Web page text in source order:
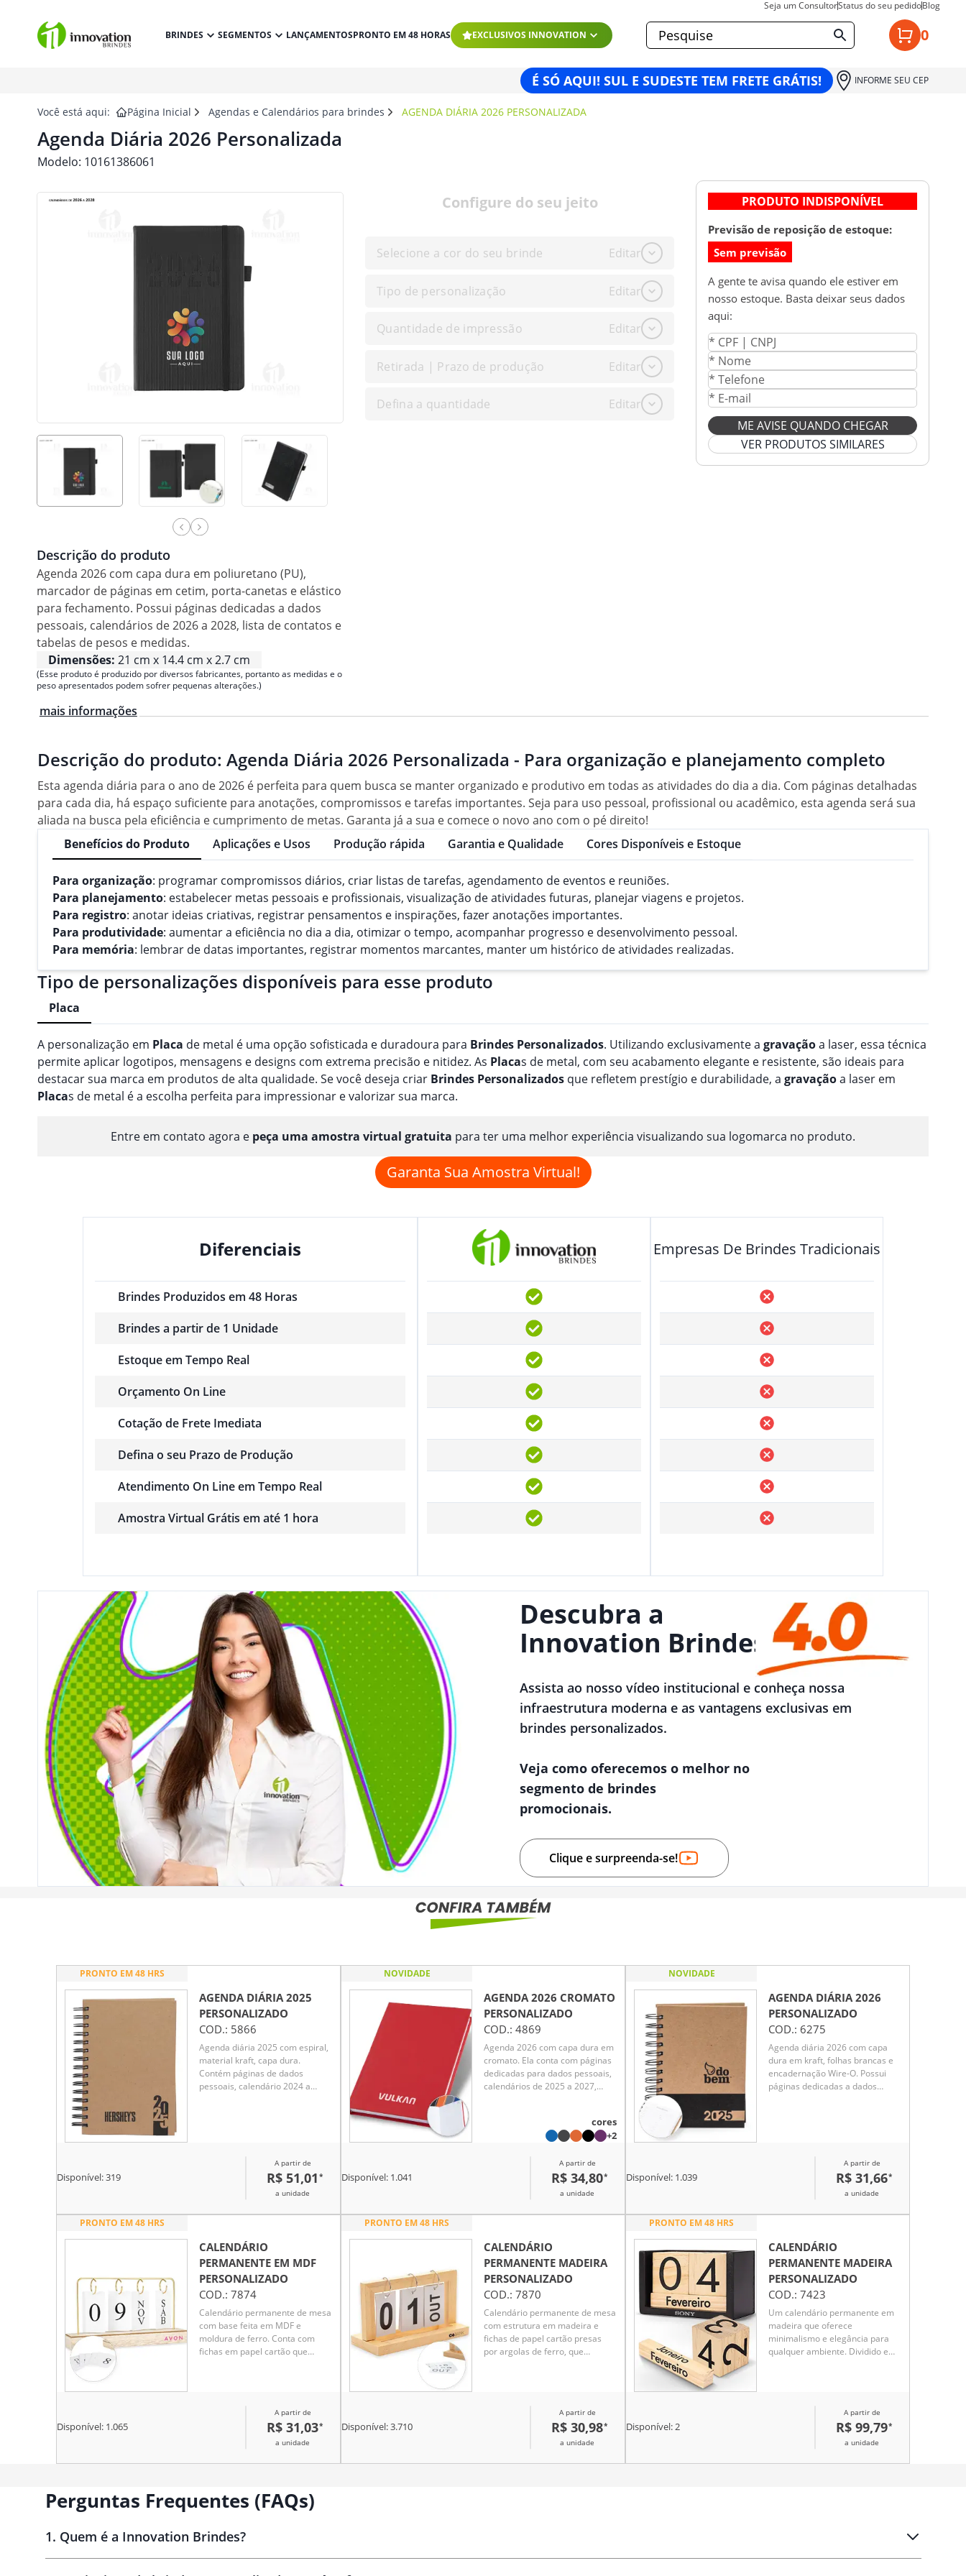
Seja um ConsultorStatus do seu pedidoBlog
BRINDES SEGMENTOS LANÇAMENTOSPRONTO EM 48 HORAS EXCLUSIVOS INNOVATION 0
É SÓ AQUI! SUL E SUDESTE TEM FRETE GRÁTIS! INFORME SEU CEP
Você está aqui: Página Inicial Agendas e Calendários para brindes AGENDA DIÁRIA 2026 PERSONALIZADA
Agenda Diária 2026 Personalizada
Modelo: 10161386061
Descrição do produto
Agenda 2026 com capa dura em poliuretano (PU),
marcador de páginas em cetim, porta-canetas e elástico
para fechamento. Possui páginas dedicadas a dados
pessoais, calendários de 2026 a 2028, lista de contatos e
tabelas de pesos e medidas.
Dimensões: 21 cm x 14.4 cm x 2.7 cm
(Esse produto é produzido por diversos fabricantes, portanto as medidas e o
peso apresentados podem sofrer pequenas alterações.)
Configure do seu jeito
Selecione a cor do seu brinde Editar
Tipo de personalização Editar
Quantidade de impressão Editar
Retirada | Prazo de produção Editar
Defina a quantidade Editar
PRODUTO INDISPONÍVEL
Previsão de reposição de estoque:
Sem previsão
A gente te avisa quando ele estiver em
nosso estoque. Basta deixar seus dados
aqui:
ME AVISE QUANDO CHEGAR
VER PRODUTOS SIMILARES
mais informações
Descrição do produto: Agenda Diária 2026 Personalizada - Para organização e planejamento completo
Esta agenda diária para o ano de 2026 é perfeita para quem busca se manter organizado e produtivo em todas as atividades do dia a dia. Com páginas detalhadas
para cada dia, há espaço suficiente para anotações, compromissos e tarefas importantes. Seja para uso pessoal, profissional ou acadêmico, esta agenda será sua
aliada na busca pela eficiência e cumprimento de metas. Garanta já a sua e comece o novo ano com o pé direito!
Benefícios do Produto
Aplicações e Usos Produção rápida Garantia e Qualidade Cores Disponíveis e Estoque
Para organização: programar compromissos diários, criar listas de tarefas, agendamento de eventos e reuniões.
Para planejamento: estabelecer metas pessoais e profissionais, visualização de atividades futuras, planejar viagens e projetos.
Para registro: anotar ideias criativas, registrar pensamentos e inspirações, fazer anotações importantes.
Para produtividade: aumentar a eficiência no dia a dia, otimizar o tempo, acompanhar progresso e desenvolvimento pessoal.
Para memória: lembrar de datas importantes, registrar momentos marcantes, manter um histórico de atividades realizadas.
Tipo de personalizações disponíveis para esse produto
Placa
A personalização em Placa de metal é uma opção sofisticada e duradoura para Brindes Personalizados. Utilizando exclusivamente a gravaçãoa laser, essa técnica
permite aplicar logotipos, mensagens e designs com extrema precisão e nitidez. As Placas de metal, com seu acabamento elegante e resistente, são ideais para
destacar sua marca em produtos de alta qualidade. Se você deseja criar Brindes Personalizados que refletem prestígio e durabilidade, a gravaçãoa laser em
Placas de metal é a escolha perfeita para impressionar e valorizar sua marca.
Entre em contato agora e peça uma amostra virtual gratuita para ter uma melhor experiência visualizando sua logomarca no produto.
Garanta Sua Amostra Virtual!
Diferenciais
Brindes Produzidos em 48 Horas
Brindes a partir de 1 Unidade
Estoque em Tempo Real
Orçamento On Line
Cotação de Frete Imediata
Defina o seu Prazo de Produção
Atendimento On Line em Tempo Real
Amostra Virtual Grátis em até 1 hora
Empresas De Brindes Tradicionais
Descubra a
Innovation Brindes
Assista ao nosso vídeo institucional e conheça nossa
infraestrutura moderna e as vantagens exclusivas em
brindes personalizados.
Veja como oferecemos o melhor no
segmento de brindes
promocionais.
Clique e surpreenda-se!
PRONTO EM 48 HRS
AGENDA DIÁRIA 2025
PERSONALIZADO
COD.: 5866
Agenda diária 2025 com espiral,
material kraft, capa dura.
Contém páginas de dados
pessoais, calendário 2024 a
da África, mapa da Ásia, índice
telefônico e planejamento.
Disponível:319
A partir de
R$ 51,01 *
a unidade
NOVIDADE
AGENDA 2026 CROMATO
PERSONALIZADO
COD.: 4869
Agenda 2026 com capa dura em
cromato. Ela conta com páginas
dedicadas para dados pessoais,
calendários de 2025 a 2027,
para anotações diárias e lista de
contatos e aniversários.
cores
+2
Disponível: 1.041
A partir de
R$ 34,80*
a unidade
NOVIDADE
AGENDA DIÁRIA 2026
PERSONALIZADO
COD.: 6275
Agenda diária 2026 com capa
dura em kraft, folhas brancas e
encadernação Wire-O. Possui
páginas dedicadas a dados
Disponível: 1.039
A partir de
R$ 31,66*
a unidade
PRONTO EM 48 HRS
CALENDÁRIO
PERMANENTE EM MDF
PERSONALIZADO
COD.: 7874
Calendário permanente de mesa
com base feita em MDF e
moldura de ferro. Conta com
fichas em papel cartão que
Disponível: 1.065
A partir de
R$ 31,03*
a unidade
PRONTO EM 48 HRS
CALENDÁRIO
PERMANENTE MADEIRA
PERSONALIZADO
COD.: 7870
Calendário permanente de mesa
com estrutura em madeira e
fichas de papel cartão presas
por argolas de ferro, que
parafusos para montagem.
Disponível:3.710
A partir de
R$ 30,98*
a unidade
PRONTO EM 48 HRS
CALENDÁRIO
PERMANENTE MADEIRA
PERSONALIZADO
COD.: 7423
Um calendário permanente em
madeira que oferece
minimalismo e elegância para
qualquer ambiente. Dividido em
montagem fácil e intuitiva
através de seus blocos,
contribuindo para uma rotina
como um elegante ornamento
Disponível:2
A partir de
R$ 99,79*
a unidade
Perguntas Frequentes (FAQs)
1. Quem é a Innovation Brindes?